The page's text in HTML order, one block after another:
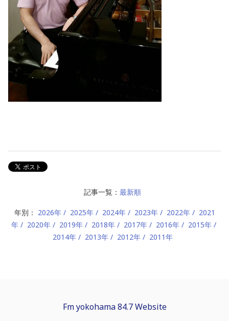
記事一覧： 最新順
年別： 2026年 2025年 2024年 2023年 2022年
2021
年
2020年 2019年 2018年 2017年 2016年
2015年
2014年
2013年 2012年 2011年
Fm yokohama 84.7 Website